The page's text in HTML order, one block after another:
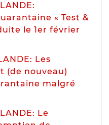
« Test &
le 1er février
Les
(de nouveau)
malgré
Le